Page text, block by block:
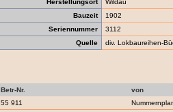
Herstellungsort
Wildau
Bauzeit
1902
Seriennummer
3112
Quelle
div. Lokbaureihen-
Betr-Nr.
von
55 911